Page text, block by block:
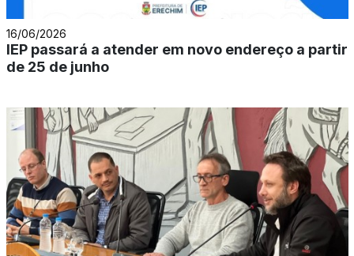
16/06/2026
IEP passará a atender em novo endereço a partir
de 25 de junho